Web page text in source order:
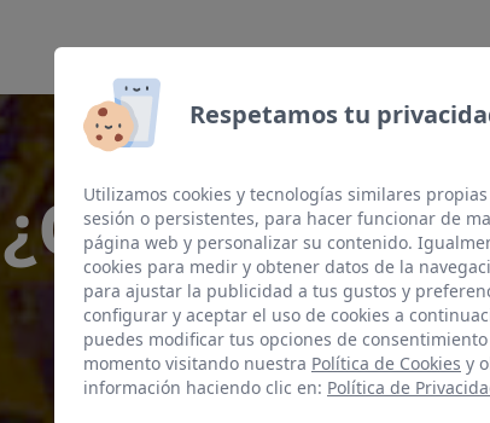
¿Qué
empresa
Respetamos tu
Utilizamos cookies y tecnologías similares
sesión o persistentes, para hacer funcionar de
página web y personalizar su contenido.
cookies para medir y obtener datos de la
para ajustar la publicidad a tus gustos y
configurar y aceptar el uso de cookies a
puedes modificar tus opciones de
momento visitando nuestra Política de Cookies y
información haciendo clic en: Política de